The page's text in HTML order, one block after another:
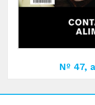
Nº 47,